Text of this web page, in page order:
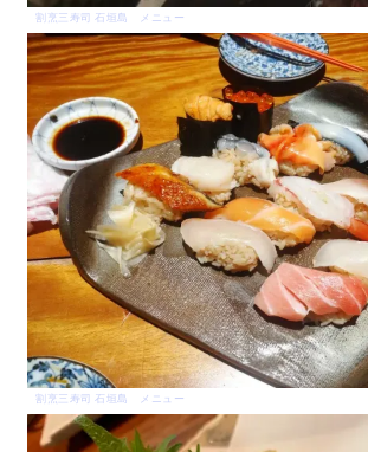
割烹三寿司 石垣島 メニュー
割烹三寿司 石垣島 メニュー